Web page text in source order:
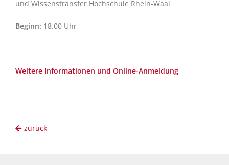
und Wissenstransfer Hochschule Rhein-Waal
Beginn: 18.00 Uhr
Weitere Informationen und Online-Anmeldung
zurück